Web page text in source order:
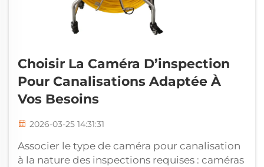
Choisir La Caméra D’inspection
Pour Canalisations Adaptée À
Vos Besoins
2026-03-25 14:31:31
Associer le type de caméra pour canalisation
à la nature des inspections requises : caméras